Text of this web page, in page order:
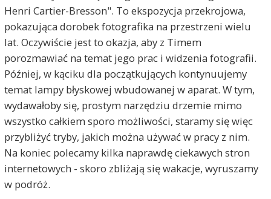
Henri Cartier-Bresson". To ekspozycja przekrojowa,
pokazująca dorobek fotografika na przestrzeni wielu
lat. Oczywiście jest to okazja, aby z Timem
porozmawiać na temat jego prac i widzenia fotografii.
Później, w kąciku dla początkujących kontynuujemy
temat lampy błyskowej wbudowanej w aparat. W tym,
wydawałoby się, prostym narzędziu drzemie mimo
wszystko całkiem sporo możliwości, staramy się więc
przybliżyć tryby, jakich można używać w pracy z nim.
Na koniec polecamy kilka naprawdę ciekawych stron
internetowych - skoro zbliżają się wakacje, wyruszamy
w podróż.